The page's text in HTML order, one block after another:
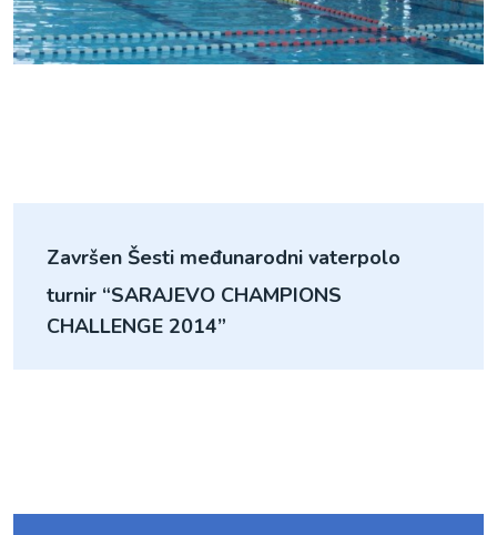
Završen Šesti međunarodni vaterpolo
turnir “SARAJEVO CHAMPIONS